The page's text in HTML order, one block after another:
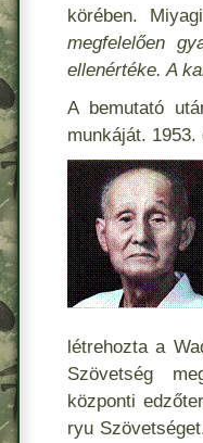
körében.
megfelelően
ellenértéke. A
A bemutató
munkáját.
létrehozta a
Szövetség
központi
ryu